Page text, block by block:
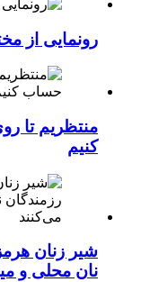
رونمایی از
منتظریم تا
کنیم
شیر زنان
نان محلی و